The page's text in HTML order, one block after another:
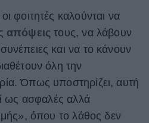
φοιτητές καλούνται να
απόψεις τους, να λάβουν
και να το κάνουν
όλη την
Όπως υποστηρίζει, αυτή
ως ασφαλές αλλά
όπου το λάθος δεν